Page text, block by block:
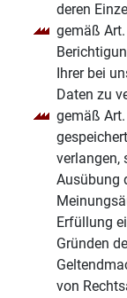
deren
gemäß
Ihrer bei
Daten zu
gemäß
verlangen,
Ausübung
Erfüllung
Gründen
von